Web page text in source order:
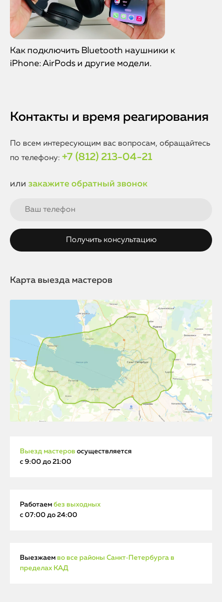
Как подключить Bluetooth наушники к
iPhone: AirPods и другие модели.
Контакты и время реагирования
По всем интересующим вас вопросам, обращайтесь
по телефону: +7 (812) 213-04-21
или закажите обратный звонок
Карта выезда мастеров
Выезд мастеров осуществляется
с 9:00 до 21:00
Работаем без выходных
с 07:00 до 24:00
Выезжаем во все районы Санкт‑Петербурга в
пределах КАД